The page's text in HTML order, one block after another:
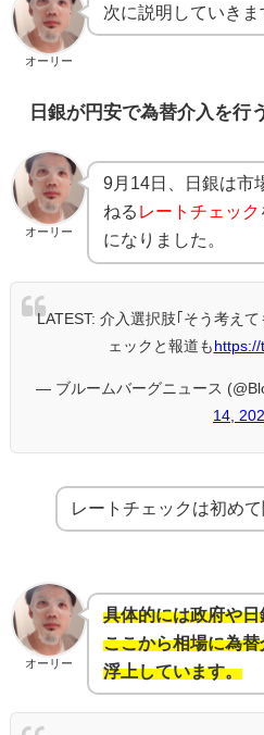
オーリー
次に説明していきま
日銀が円安で為替介入を行
オーリー
9月14日、日銀は市
ねる レートチェック
になりました。
LATEST: 介入選択肢｢そう考え
ェックと報道も https://
— ブルームバーグニュース
14,
レートチェックは初めて
オーリー
具体的には政府や
ここから相場に為
浮上しています。